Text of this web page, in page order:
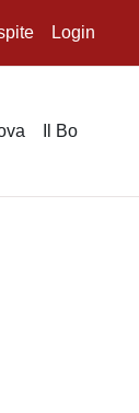
Login
Il Bo